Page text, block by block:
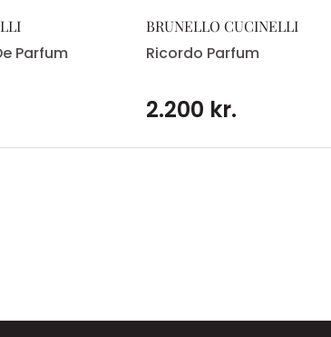
Parfum
BRUNELLO CUCINELLI
Ricordo Parfum
2.200 kr.